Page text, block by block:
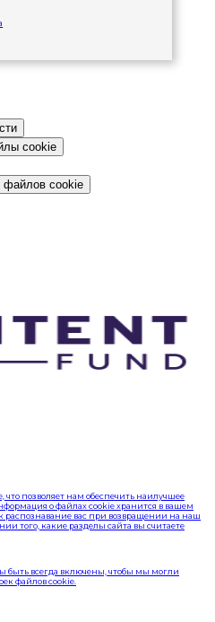
GDPR
cookie
файлов cookie
позволяет нам обеспечить наилучшее
о файлах cookie хранится в вашем
распознавание вас при возвращении на наш
того, какие разделы сайта вы считаете
быть всегда включены, чтобы мы могли
файлов cookie.